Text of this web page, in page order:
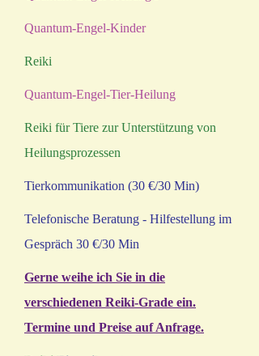
Quantum-Engel-Kinder
Reiki
Quantum-Engel-Tier-Heilung
Reiki für Tiere zur Unterstützung von
Heilungsprozessen
Tierkommunikation (30 €/30 Min)
Telefonische Beratung - Hilfestellung im
Gespräch 30 €/30 Min
Gerne weihe ich Sie in die
verschiedenen Reiki-Grade ein.
Termine und Preise auf Anfrage.